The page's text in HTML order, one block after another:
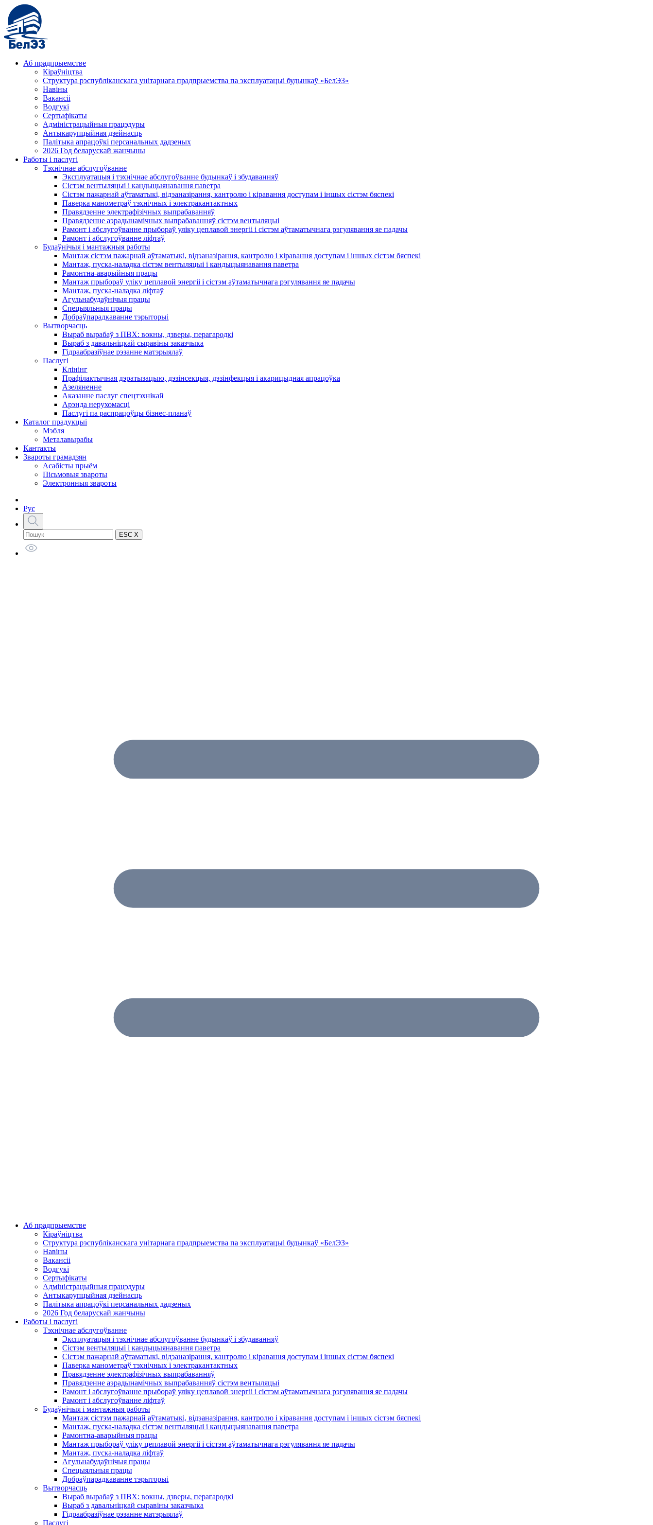
Аб прадпрыемстве
Кіраўніцтва
Структура рэспубліканскага унітарнага прадпрыемства па эксплуатацыі будынкаў «БелЭЗ»
Навіны
Вакансіі
Водгукі
Сертыфікаты
Адміністрацыйныя працэдуры
Антыкарупцыйная дзейнасць
Палітыка апрацоўкі персанальных дадзеных
2026 Год беларускай жанчыны
Работы і паслугі
Тэхнічнае абслугоўванне
Эксплуатацыя і тэхнічнае абслугоўванне будынкаў і збудаванняў
Сістэм вентыляцыі і кандыцыянавання паветра
Сістэм пажарнай аўтаматыкі, відэаназірання, кантролю і кіравання доступам і іншых сістэм бяспекі
Паверка манометраў тэхнічных і электракантактных
Правядзенне электрафізічных выпрабаванняў
Правядзенне аэрадынамічных выпрабаванняў сістэм вентыляцыі
Рамонт і абслугоўванне прыбораў уліку цеплавой энергіі і сістэм аўтаматычнага рэгулявання яе падачы
Рамонт і абслугоўванне ліфтаў
Будаўнічыя і мантажныя работы
Мантаж сістэм пажарнай аўтаматыкі, відэаназірання, кантролю і кіравання доступам і іншых сістэм бяспекі
Мантаж, пуска-наладка сістэм вентыляцыі і кандыцыянавання паветра
Рамонтна-аварыйныя працы
Мантаж прыбораў уліку цеплавой энергіі і сістэм аўтаматычнага рэгулявання яе падачы
Мантаж, пуска-наладка ліфтаў
Агульнабудаўнічыя працы
Спецыяльныя працы
Добраўпарадкаванне тэрыторыі
Вытворчасць
Выраб вырабаў з ПВХ: вокны, дзверы, перагародкі
Выраб з давальніцкай сыравіны заказчыка
Гідраабразіўнае рэзанне матэрыялаў
Паслугі
Клінінг
Прафілактычная дэратызацыю, дэзiнсекцыя, дэзінфекцыя і акарицыдная апрацоўка
Азеляненне
Аказанне паслуг спецтэхнікай
Арэнда нерухомасці
Паслугі па распрацоўцы бізнес-планаў
Каталог прадукцыі
Мэбля
Металавырабы
Кантакты
Звароты грамадзян
Асабісты прыём
Пісьмовыя звароты
Электронныя звароты
Рус
ESC X
Аб прадпрыемстве
Кіраўніцтва
Структура рэспубліканскага унітарнага прадпрыемства па эксплуатацыі будынкаў «БелЭЗ»
Навіны
Вакансіі
Водгукі
Сертыфікаты
Адміністрацыйныя працэдуры
Антыкарупцыйная дзейнасць
Палітыка апрацоўкі персанальных дадзеных
2026 Год беларускай жанчыны
Работы і паслугі
Тэхнічнае абслугоўванне
Эксплуатацыя і тэхнічнае абслугоўванне будынкаў і збудаванняў
Сістэм вентыляцыі і кандыцыянавання паветра
Сістэм пажарнай аўтаматыкі, відэаназірання, кантролю і кіравання доступам і іншых сістэм бяспекі
Паверка манометраў тэхнічных і электракантактных
Правядзенне электрафізічных выпрабаванняў
Правядзенне аэрадынамічных выпрабаванняў сістэм вентыляцыі
Рамонт і абслугоўванне прыбораў уліку цеплавой энергіі і сістэм аўтаматычнага рэгулявання яе падачы
Рамонт і абслугоўванне ліфтаў
Будаўнічыя і мантажныя работы
Мантаж сістэм пажарнай аўтаматыкі, відэаназірання, кантролю і кіравання доступам і іншых сістэм бяспекі
Мантаж, пуска-наладка сістэм вентыляцыі і кандыцыянавання паветра
Рамонтна-аварыйныя працы
Мантаж прыбораў уліку цеплавой энергіі і сістэм аўтаматычнага рэгулявання яе падачы
Мантаж, пуска-наладка ліфтаў
Агульнабудаўнічыя працы
Спецыяльныя працы
Добраўпарадкаванне тэрыторыі
Вытворчасць
Выраб вырабаў з ПВХ: вокны, дзверы, перагародкі
Выраб з давальніцкай сыравіны заказчыка
Гідраабразіўнае рэзанне матэрыялаў
Паслугі